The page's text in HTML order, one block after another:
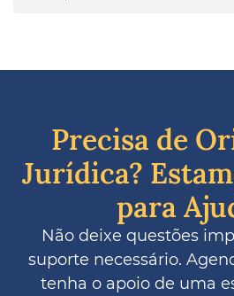
Precisa de
Jurídica?
para
Não deixe questões
suporte necessário.
tenha o apoio de uma